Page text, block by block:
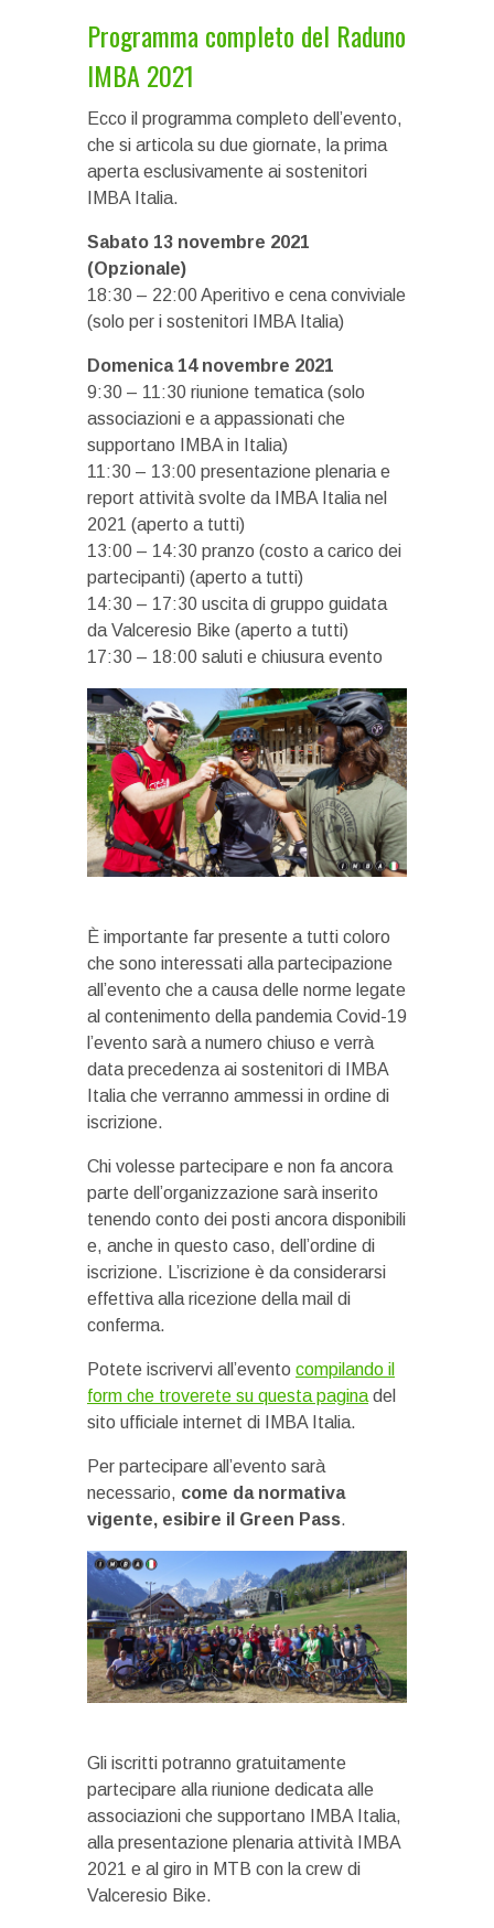
Programma completo del Raduno
IMBA 2021
Ecco il programma completo dell’evento,
che si articola su due giornate, la prima
aperta esclusivamente ai sostenitori
IMBA Italia.
Sabato 13 novembre 2021
(Opzionale)
18:30 – 22:00 Aperitivo e cena conviviale
(solo per i sostenitori IMBA Italia)
Domenica 14 novembre 2021
9:30 – 11:30 riunione tematica (solo
associazioni e a appassionati che
supportano IMBA in Italia)
11:30 – 13:00 presentazione plenaria e
report attività svolte da IMBA Italia nel
2021 (aperto a tutti)
13:00 – 14:30 pranzo (costo a carico dei
partecipanti) (aperto a tutti)
14:30 – 17:30 uscita di gruppo guidata
da Valceresio Bike (aperto a tutti)
17:30 – 18:00 saluti e chiusura evento
È importante far presente a tutti coloro
che sono interessati alla partecipazione
all’evento che a causa delle norme legate
al contenimento della pandemia Covid-19
l’evento sarà a numero chiuso e verrà
data precedenza ai sostenitori di IMBA
Italia che verranno ammessi in ordine di
iscrizione.
Chi volesse partecipare e non fa ancora
parte dell’organizzazione sarà inserito
tenendo conto dei posti ancora disponibili
e, anche in questo caso, dell’ordine di
iscrizione. L’iscrizione è da considerarsi
effettiva alla ricezione della mail di
conferma.
Potete iscrivervi all’evento compilando il
form che troverete su questa pagina del
sito ufficiale internet di IMBA Italia.
Per partecipare all’evento sarà
necessario, come da normativa
vigente, esibire il Green Pass.
Gli iscritti potranno gratuitamente
partecipare alla riunione dedicata alle
associazioni che supportano IMBA Italia,
alla presentazione plenaria attività IMBA
2021 e al giro in MTB con la crew di
Valceresio Bike.